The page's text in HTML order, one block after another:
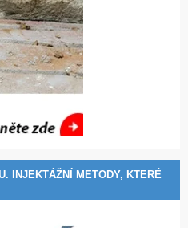
INJEKTÁŽNÍ METODY, KTERÉ